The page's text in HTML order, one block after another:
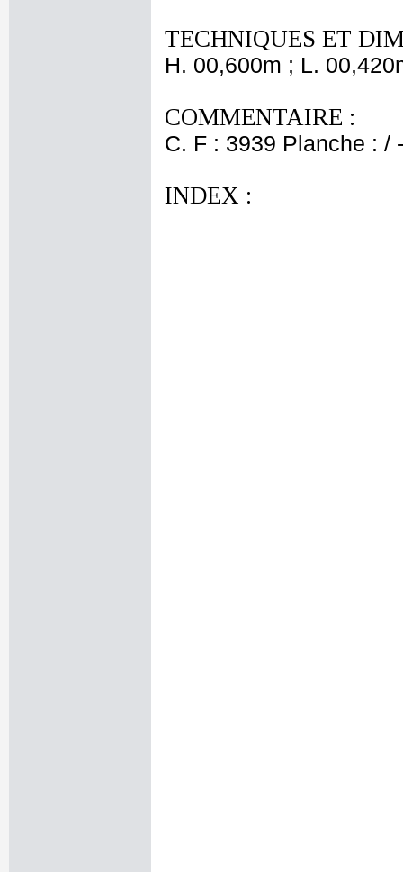
TECHNIQUES ET
H. 00,600m ; L.
COMMENTAIRE :
C. F : 3939 Planche : /
INDEX :